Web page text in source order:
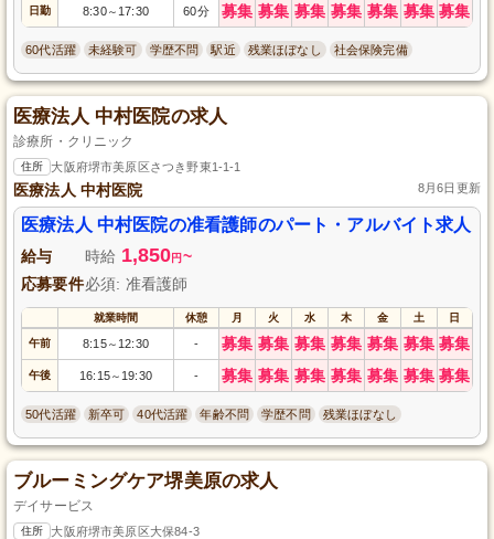
日勤 8:30～ 17:30 60分 募集 募集 募集 募集 募集 募集 募集
60代活躍 未経験可 学歴不問 駅近 残業ほぼなし 社会保険完備
医療法人 中村医院の求人
診療所・クリニック
住所 大阪府堺市美原区さつき野東1-1-1
医療法人 中村医院 8月6日更新
医療法人 中村医院の准看護師のパート・アルバイト求人
給与 時給 1,850円 ~
応募要件必須: 准看護師
就業時間 休憩 月 火 水 木 金 土 日
午前 8:15～ 12:30 - 募集 募集 募集 募集 募集 募集 募集
午後 16:15～ 19:30 - 募集 募集 募集 募集 募集 募集 募集
50代活躍 新卒可 40代活躍 年齢不問 学歴不問 残業ほぼなし
ブルーミングケア堺美原の求人
デイサービス
住所 大阪府堺市美原区大保84-3